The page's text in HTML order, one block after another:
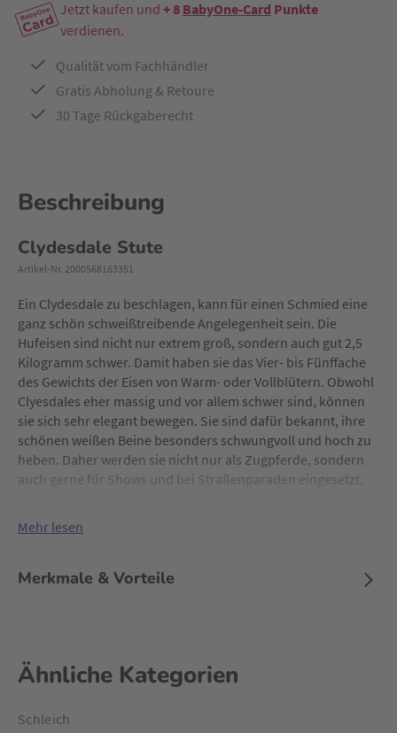
Jetzt kaufen und + 8 BabyOne-Card Punkte
verdienen.
Qualität vom Fachhändler
Gratis Abholung & Retoure
30 Tage Rückgaberecht
Beschreibung
Clydesdale Stute
Artikel-Nr. 2000568163351
Ein Clydesdale zu beschlagen, kann für einen Schmied eine
ganz schön schweißtreibende Angelegenheit sein. Die
Hufeisen sind nicht nur extrem groß, sondern auch gut 2,5
Kilogramm schwer. Damit haben sie das Vier- bis Fünffache
des Gewichts der Eisen von Warm- oder Vollblütern. Obwohl
Clyesdales eher massig und vor allem schwer sind, können
sie sich sehr elegant bewegen. Sie sind dafür bekannt, ihre
schönen weißen Beine besonders schwungvoll und hoch zu
heben. Daher werden sie nicht nur als Zugpferde, sondern
auch gerne für Shows und bei Straßenparaden eingesetzt.
Mehr lesen
Merkmale & Vorteile
Ähnliche Kategorien
Schleich